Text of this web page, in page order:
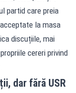
partid care preia
la masa
discuțiile, mai
cereri privind
dar fără USR